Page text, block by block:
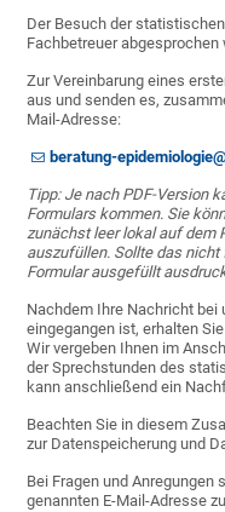
Der Besuch der
Fachbetreuer abgesprochen
Zur Vereinbarung eines
aus und senden es,
Mail-Adresse:
beratung-
Tipp: Je nach PDF-Version
Formulars kommen. Sie
zunächst leer lokal auf dem
auszufüllen. Sollte das
Formular ausgefüllt
Nachdem Ihre Nachricht
eingegangen ist, erhalten
Wir vergeben Ihnen im
der Sprechstunden des
kann anschließend ein
Beachten Sie in diesem
zur Datenspeicherung und
Bei Fragen und Anregungen
genannten E-Mail-Adresse